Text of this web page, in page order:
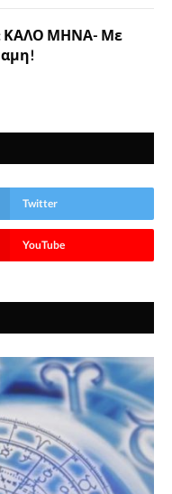
ΚΑΛΟ ΜΗΝΑ- Με
Twitter
YouTube